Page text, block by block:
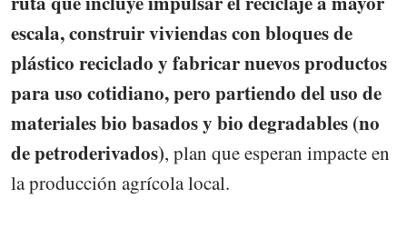
escala, construir viviendas con bloques de
plástico reciclado y fabricar nuevos productos
para uso cotidiano, pero partiendo del uso de
materiales bio basados y bio degradables (no
de petroderivados), plan que esperan impacte en
la producción agrícola local.